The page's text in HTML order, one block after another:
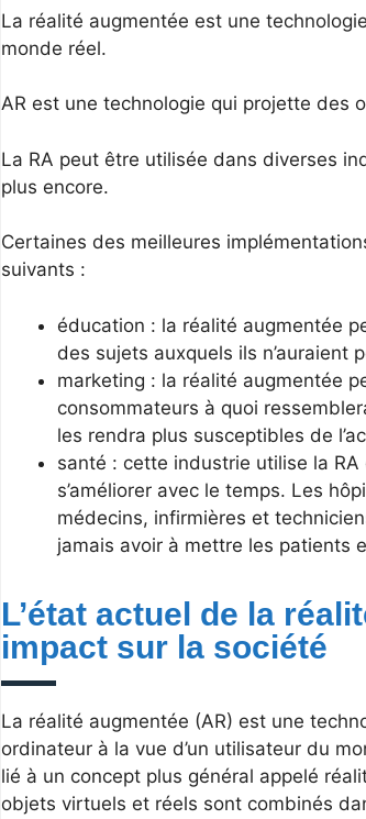
La réalité augmentée est une
monde réel.
AR est une technologie qui projette des
La RA peut être utilisée dans diverses
plus encore.
Certaines des meilleures
suivants :
éducation : la réalité augmentée
des sujets auxquels ils n’auraient
marketing : la réalité augmentée
consommateurs à quoi
les rendra plus susceptibles de
santé : cette industrie utilise la
s’améliorer avec le temps. Les
médecins, infirmières et
jamais avoir à mettre les patients
L’état actuel de la
impact sur la société
La réalité augmentée (AR) est une
ordinateur à la vue d’un utilisateur du
lié à un concept plus général appelé
objets virtuels et réels sont combinés